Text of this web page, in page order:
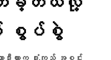
စွပ်စွဲ